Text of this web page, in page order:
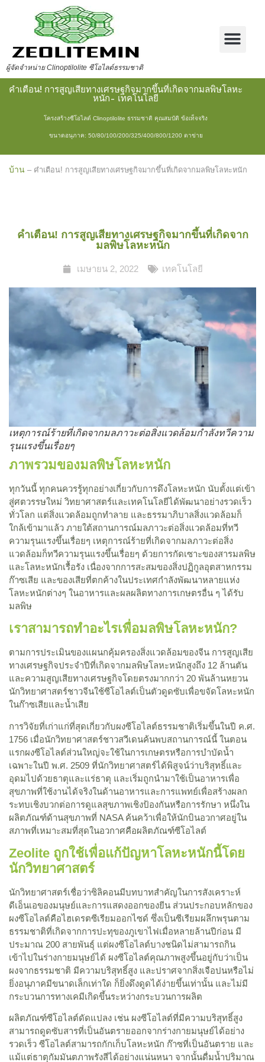
ผู้จัดจำหน่าย Clinoptilolite ซีโอไลต์ธรรมชาติ
คำเตือน! การสูญเสียทางเศรษฐกิจมากขึ้นที่เกิดจากมลพิษโลหะ
หนัก- เทคโนโลยี
โครงสร้างซีโอไลต์ Clinoptilolite ธรรมชาติ คุณสมบัติ ข้อเท็จจริง
ขนาดอนุภาค: 50/80/100/200/325/400/800/1200 ตาข่าย
บ้าน – คำเตือน! การสูญเสียทางเศรษฐกิจมากขึ้นที่เกิดจากมลพิษโลหะหนัก
คำเตือน! การสูญเสียทางเศรษฐกิจมากขึ้นที่เกิดจาก
มลพิษโลหะหนัก
เมษายน 2, 2022 เทคโนโลยี
เหตุการณ์ร้ายที่เกิดจากมลภาวะต่อสิ่งแวดล้อมกำลังทวีความ
รุนแรงขึ้นเรื่อยๆ
ภาพรวมของมลพิษโลหะหนัก
ทุกวันนี้ ทุกคนควรรู้ทุกอย่างเกี่ยวกับการดึงโลหะหนัก นับตั้งแต่เข้า
สู่ศตวรรษใหม่ วิทยาศาสตร์และเทคโนโลยีได้พัฒนาอย่างรวดเร็ว
ทั่วโลก แต่สิ่งแวดล้อมถูกทำลาย และธรรมาภิบาลสิ่งแวดล้อมก็
ใกล้เข้ามาแล้ว ภายใต้สถานการณ์มลภาวะต่อสิ่งแวดล้อมที่ทวี
ความรุนแรงขึ้นเรื่อยๆ เหตุการณ์ร้ายที่เกิดจากมลภาวะต่อสิ่ง
แวดล้อมก็ทวีความรุนแรงขึ้นเรื่อยๆ ด้วยการกัดเซาะของสารมลพิษ
และโลหะหนักเรื้อรัง เนื่องจากการสะสมของสิ่งปฏิกูลอุตสาหกรรม
ก๊าซเสีย และของเสียที่ตกค้างในประเทศกำลังพัฒนาหลายแห่ง
โลหะหนักต่างๆ ในอาหารและผลผลิตทางการเกษตรอื่น ๆ ได้รับ
มลพิษ
เราสามารถทำอะไรเพื่อมลพิษโลหะหนัก?
ตามการประเมินของแผนกคุ้มครองสิ่งแวดล้อมของจีน การสูญเสีย
ทางเศรษฐกิจประจำปีที่เกิดจากมลพิษโลหะหนักสูงถึง 12 ล้านตัน
และความสูญเสียทางเศรษฐกิจโดยตรงมากกว่า 20 พันล้านหยวน
นักวิทยาศาสตร์ชาวจีนใช้ซีโอไลต์เป็นตัวดูดซับเพื่อขจัดโลหะหนัก
ในก๊าซเสียและน้ำเสีย
การวิจัยที่เก่าแก่ที่สุดเกี่ยวกับผงซีโอไลต์ธรรมชาติเริ่มขึ้นในปี ค.ศ.
1756 เมื่อนักวิทยาศาสตร์ชาวสวีเดนค้นพบสถานการณ์นี้ ในตอน
แรกผงซีโอไลต์ส่วนใหญ่จะใช้ในการเกษตรหรือการบำบัดน้ำ
เฉพาะในปี พ.ศ. 2509 ที่นักวิทยาศาสตร์ได้พิสูจน์ว่าบริสุทธิ์และ
อุดมไปด้วยธาตุและแร่ธาตุ และเริ่มถูกนำมาใช้เป็นอาหารเพื่อ
สุขภาพที่ใช้งานได้จริงในด้านอาหารและการแพทย์เพื่อสร้างผลก
ระทบเชิงบวกต่อการดูแลสุขภาพเชิงป้องกันหรือการรักษา หนึ่งใน
ผลิตภัณฑ์ด้านสุขภาพที่ NASA ค้นคว้าเพื่อให้นักบินอวกาศอยู่ใน
สภาพที่เหมาะสมที่สุดในอวกาศคือผลิตภัณฑ์ซีโอไลต์
Zeolite ถูกใช้เพื่อแก้ปัญหาโลหะหนักนี้โดย
นักวิทยาศาสตร์
นักวิทยาศาสตร์เชื่อว่าซิลิคอนมีบทบาทสำคัญในการสังเคราะห์
ดีเอ็นเอของมนุษย์และการแสดงออกของยีน ส่วนประกอบหลักของ
ผงซีโอไลต์คือไฮเดรตซีเรียมออกไซด์ ซึ่งเป็นซีเรียมผลึกพรุนตาม
ธรรมชาติที่เกิดจากการปะทุของภูเขาไฟเมื่อหลายล้านปีก่อน มี
ประมาณ 200 สายพันธุ์ แต่ผงซีโอไลต์บางชนิดไม่สามารถกิน
เข้าไปในร่างกายมนุษย์ได้ ผงซีโอไลต์คุณภาพสูงขึ้นอยู่กับว่าเป็น
ผงจากธรรมชาติ มีความบริสุทธิ์สูง และปราศจากสิ่งเจือปนหรือไม่
ยิ่งอนุภาคมีขนาดเล็กเท่าใด ก็ยิ่งดึงดูดได้ง่ายขึ้นเท่านั้น และไม่มี
กระบวนการทางเคมีเกิดขึ้นระหว่างกระบวนการผลิต
ผลิตภัณฑ์ซีโอไลต์ดัดแปลง เช่น ผงซีโอไลต์ที่มีความบริสุทธิ์สูง
สามารถดูดซับสารที่เป็นอันตรายออกจากร่างกายมนุษย์ได้อย่าง
รวดเร็ว ซีโอไลต์สามารถกักเก็บโลหะหนัก ก๊าซที่เป็นอันตราย และ
แม้แต่ธาตุกัมมันตภาพรังสีได้อย่างแน่นหนา จากนั้นดื่มน้ำปริมาณ